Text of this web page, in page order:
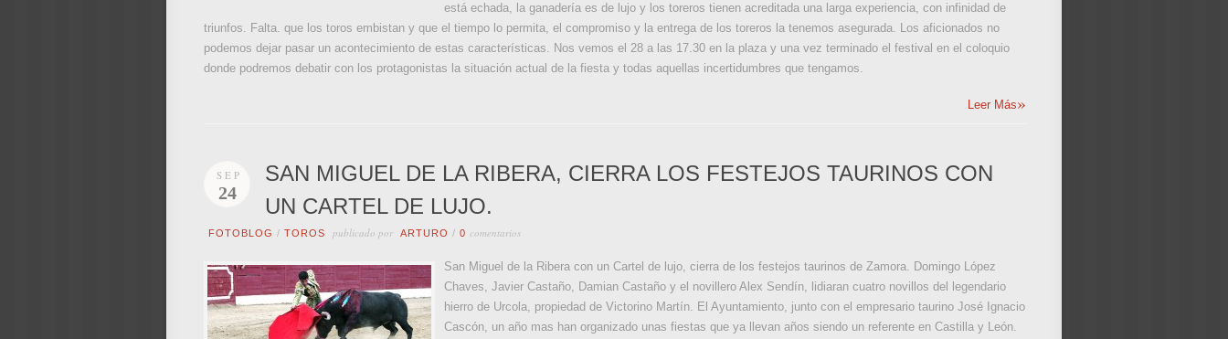
está echada, la ganadería es de lujo y los toreros tienen acreditada una larga experiencia, con infinidad de
triunfos. Falta. que los toros embistan y que el tiempo lo permita, el compromiso y la entrega de los toreros la tenemos asegurada. Los aficionados no
podemos dejar pasar un acontecimiento de estas características. Nos vemos el 28 a las 17.30 en la plaza y una vez terminado el festival en el coloquio
donde podremos debatir con los protagonistas la situación actual de la fiesta y todas aquellas incertidumbres que tengamos.
Leer Más»
SEP
24
SAN MIGUEL DE LA RIBERA, CIERRA LOS FESTEJOS TAURINOS CON
UN CARTEL DE LUJO.
FOTOBLOG / TOROS publicado por ARTURO / 0 comentarios
San Miguel de la Ribera con un Cartel de lujo, cierra de los festejos taurinos de Zamora. Domingo López
Chaves, Javier Castaño, Damian Castaño y el novillero Alex Sendín, lidiaran cuatro novillos del legendario
hierro de Urcola, propiedad de Victorino Martín. El Ayuntamiento, junto con el empresario taurino José Ignacio
Cascón, un año mas han organizado unas fiestas que ya llevan años siendo un referente en Castilla y León.